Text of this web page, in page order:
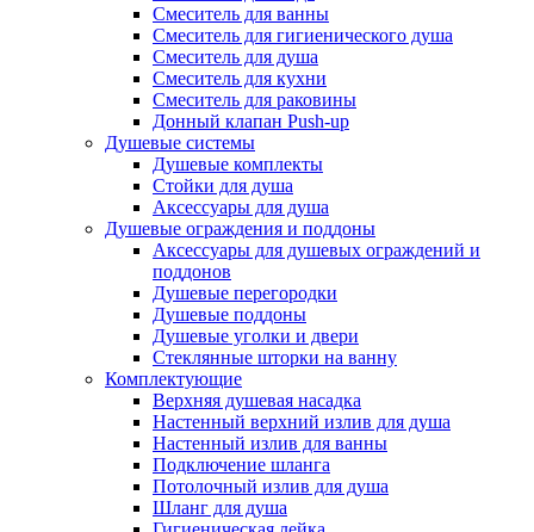
Смеситель для ванны
Смеситель для гигиенического душа
Смеситель для душа
Смеситель для кухни
Смеситель для раковины
Донный клапан Push-up
Душевые системы
Душевые комплекты
Стойки для душа
Аксессуары для душа
Душевые ограждения и поддоны
Аксессуары для душевых ограждений и
поддонов
Душевые перегородки
Душевые поддоны
Душевые уголки и двери
Стеклянные шторки на ванну
Комплектующие
Верхняя душевая насадка
Настенный верхний излив для душа
Настенный излив для ванны
Подключение шланга
Потолочный излив для душа
Шланг для душа